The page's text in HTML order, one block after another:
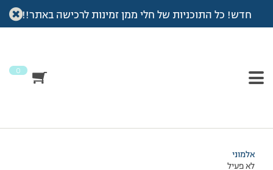
חדש! כל התוכניות של חלי ממן זמינות לרכישה באתר!!
0
עמוד הבית >דיונים>פורום >רישום
מוצגות 2 תגובות – 1 עד 2 (מתוך 2 סה״כ)
אלמוני
לא פעיל